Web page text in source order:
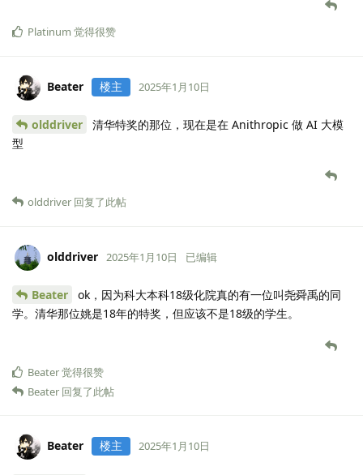
Platinum 觉得很赞
Beater 楼主 2025年1月10日
olddriver
清华特奖的那位，现在是在 Anithropic 做 AI 大模
型
olddriver 回复了此帖
olddriver 2025年1月10日 已编辑
Beater
ok，因为科大本科18级化院真的有一位叫尧舜禹的同
学。清华那位姚是18年的特奖，但应该不是18级的学生。
Beater觉得很赞
Beater 回复了此帖
Beater 楼主 2025年1月10日